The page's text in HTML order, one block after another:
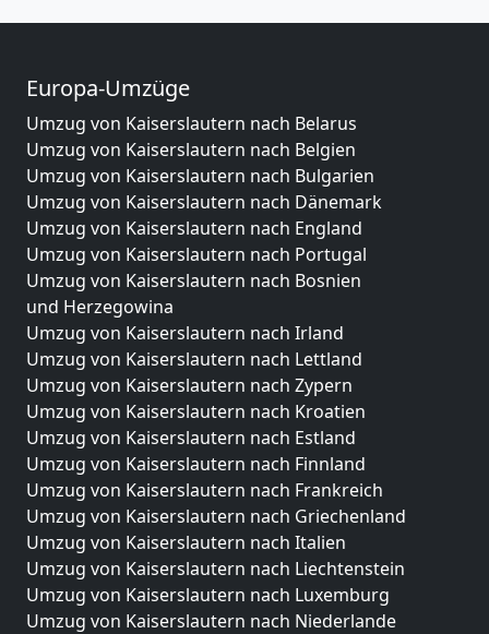
Europa-Umzüge
Umzug von Kaiserslautern nach Belarus
Umzug von Kaiserslautern nach Belgien
Umzug von Kaiserslautern nach Bulgarien
Umzug von Kaiserslautern nach Dänemark
Umzug von Kaiserslautern nach England
Umzug von Kaiserslautern nach Portugal
Umzug von Kaiserslautern nach Bosnien
und Herzegowina
Umzug von Kaiserslautern nach Irland
Umzug von Kaiserslautern nach Lettland
Umzug von Kaiserslautern nach Zypern
Umzug von Kaiserslautern nach Kroatien
Umzug von Kaiserslautern nach Estland
Umzug von Kaiserslautern nach Finnland
Umzug von Kaiserslautern nach Frankreich
Umzug von Kaiserslautern nach Griechenland
Umzug von Kaiserslautern nach Italien
Umzug von Kaiserslautern nach Liechtenstein
Umzug von Kaiserslautern nach Luxemburg
Umzug von Kaiserslautern nach Niederlande